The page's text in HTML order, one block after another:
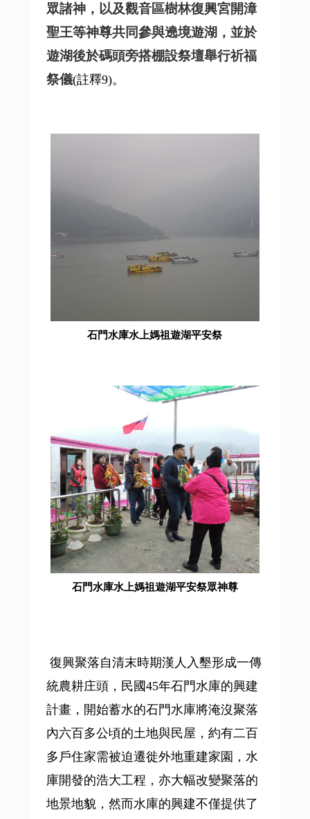
眾諸神，以及觀音區樹林復興宮開漳
聖王等神尊共同參與遶境遊湖，並於
遊湖後於碼頭旁搭棚設祭壇舉行祈福
祭儀(註釋9)。
石門水庫水上媽祖遊湖平安祭
石門水庫水上媽祖遊湖平安祭眾神尊
復興聚落自清末時期漢人入墾形成一傳
統農耕庄頭，民國45年石門水庫的興建
計畫，開始蓄水的石門水庫將淹沒聚落
內六百多公頃的土地與民屋，約有二百
多戶住家需被迫遷徙外地重建家園，水
庫開發的浩大工程，亦大幅改變聚落的
地景地貌，然而水庫的興建不僅提供了